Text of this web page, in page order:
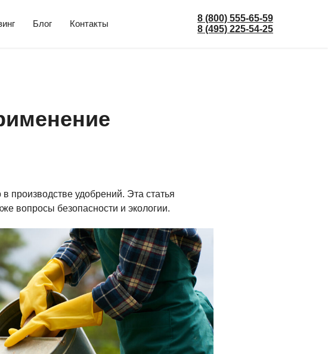
Блог Контакты
8 (800) 555-65-59
8 (495) 225-54-25
производстве удобрений. Эта статья
вопросы безопасности и экологии.